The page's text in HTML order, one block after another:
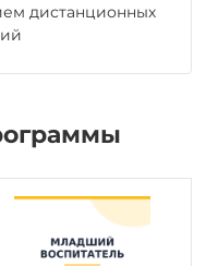
дистанционных